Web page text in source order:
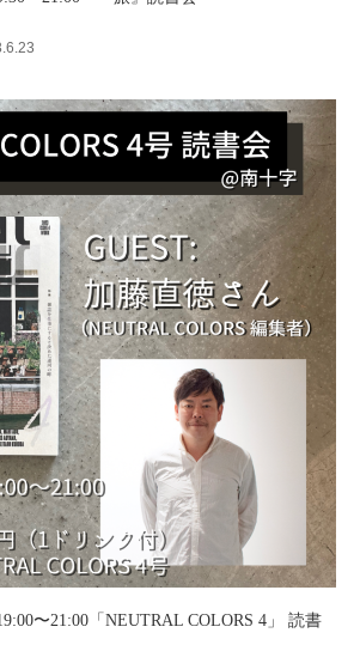
〜21:00「NEUTRAL COLORS 4」 読書